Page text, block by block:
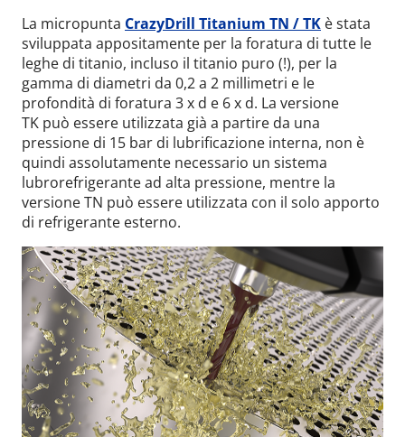
La micropunta CrazyDrill Titanium TN / TK è stata
sviluppata appositamente per la foratura di tutte le
leghe di titanio, incluso il titanio puro (!), per la
gamma di diametri da 0,2 a 2 millimetri e le
profondità di foratura 3 x d e 6 x d. La versione
TK può essere utilizzata già a partire da una
pressione di 15 bar di lubrificazione interna, non è
quindi assolutamente necessario un sistema
lubrorefrigerante ad alta pressione, mentre la
versione TN può essere utilizzata con il solo apporto
di refrigerante esterno.